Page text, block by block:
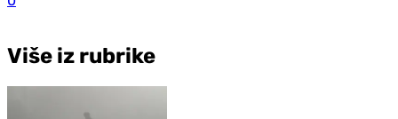
Više iz rubrike